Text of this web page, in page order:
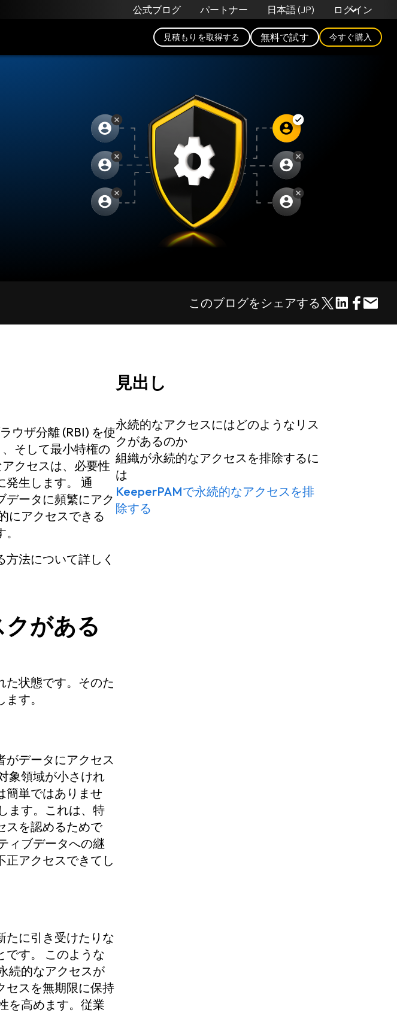
公式ブログ パートナー 日本語 (JP) ログイン
見積もりを取得する 無料で試す 今すぐ購入
このブログをシェアする
ウザ分離 (RBI) を使
そして最小特権の
クセスは、必要性
発生します。 通
データに頻繁にアク
にアクセスできる
法について詳しく
がある
た状態です。そのた
す。
がデータにアクセス
象領域が小さけれ
簡単ではありませ
ます。これは、特
スを認めるためで
ィブデータへの継
正アクセスできてし
たに引き受けたりな
です。 このような
続的なアクセスが
セスを無期限に保持
を高めます。従業
見出し
永続的なアクセスにはどのようなリス
クがあるのか
組織が永続的なアクセスを排除するに
は
KeeperPAMで永続的なアクセスを排
除する